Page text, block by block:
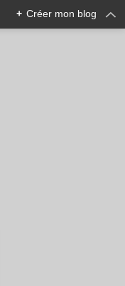
+ Créer mon blog